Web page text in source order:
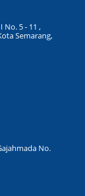
No. 5 - 11 ,
Semarang,
No.